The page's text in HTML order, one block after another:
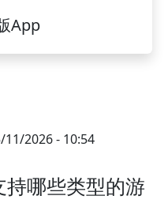
App
11/2026 - 10:54
哪些类型的游